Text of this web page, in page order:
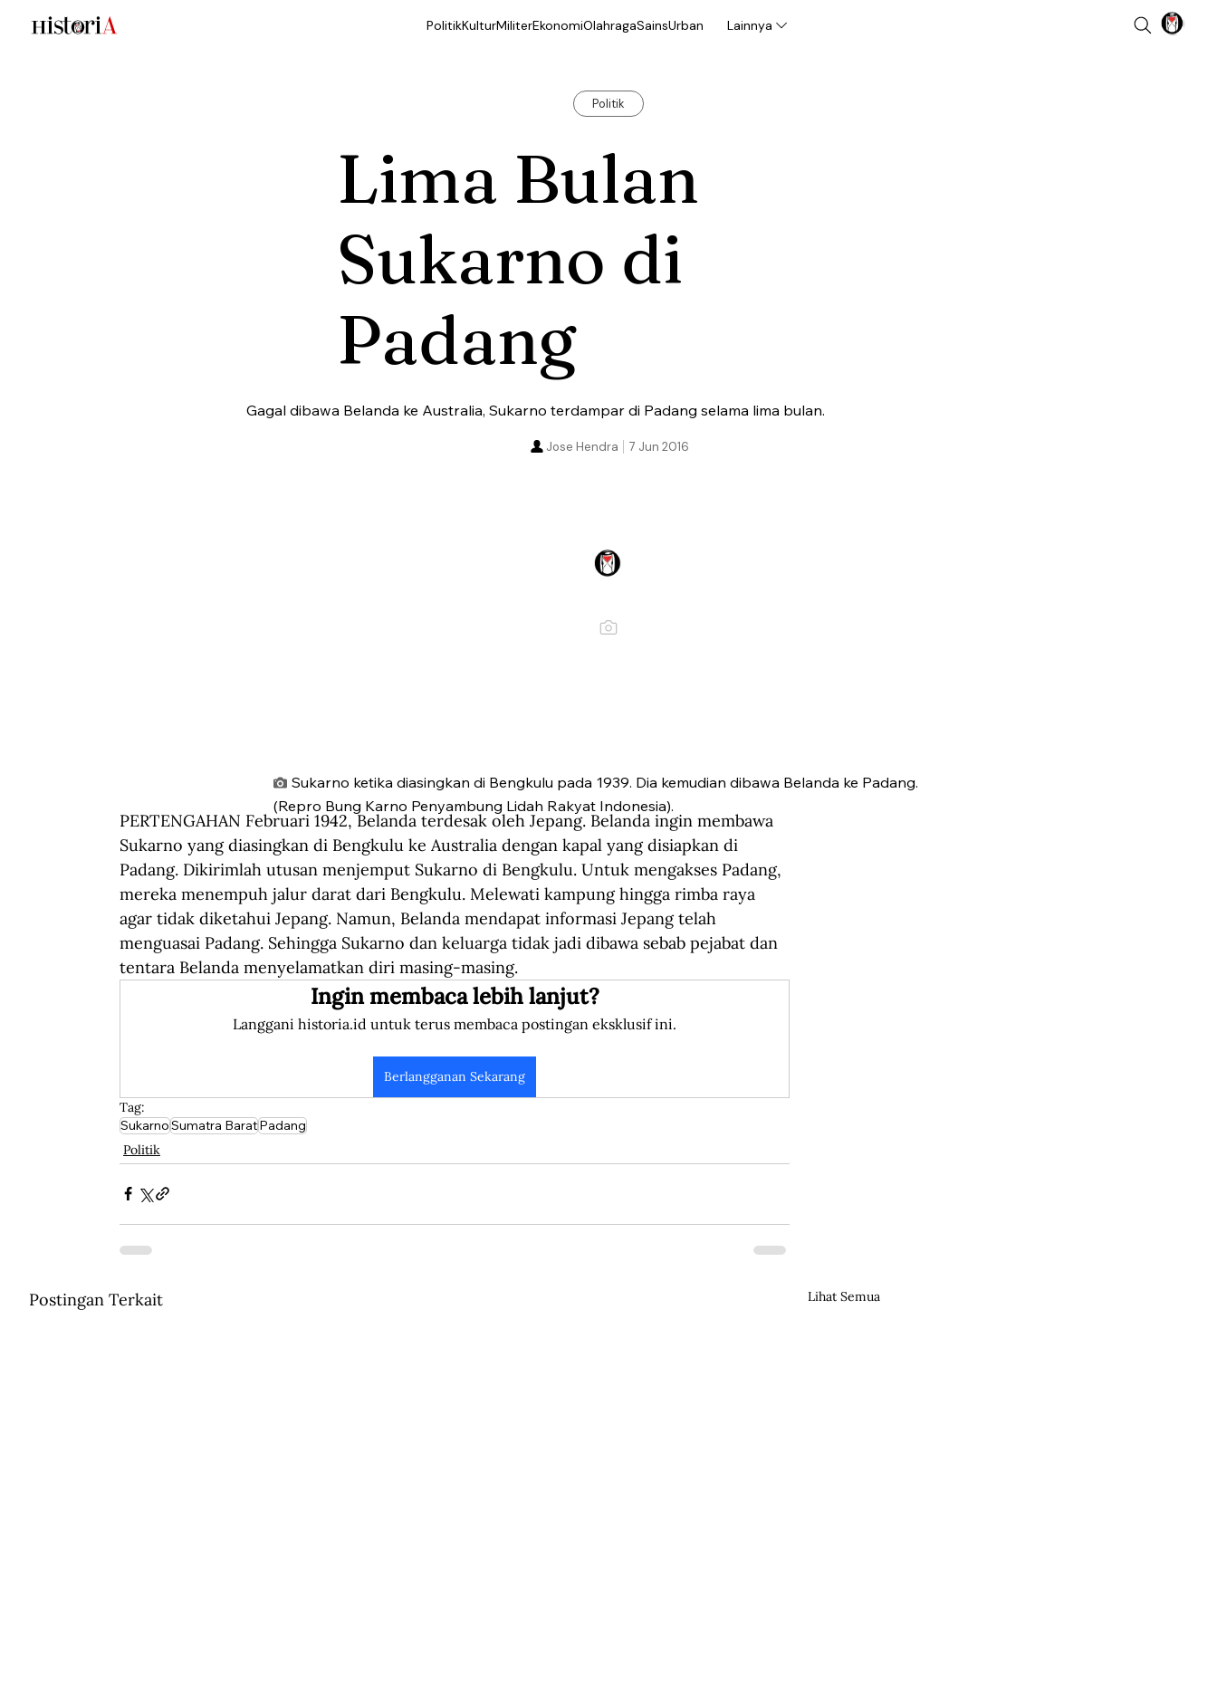
PolitikKulturMiliterEkonomiOlahragaSainsUrban Lainnya
Politik
Lima Bulan
Sukarno di
Padang
Gagal dibawa Belanda ke Australia, Sukarno terdampar di Padang selama lima bulan.
7 Jun 2016
Jose Hendra
Sukarno ketika diasingkan di Bengkulu pada 1939. Dia kemudian dibawa Belanda ke Padang.
(Repro Bung Karno Penyambung Lidah Rakyat Indonesia).
PERTENGAHAN Februari 1942, Belanda terdesak oleh Jepang. Belanda ingin membawa
Sukarno yang diasingkan di Bengkulu ke Australia dengan kapal yang disiapkan di
Padang. Dikirimlah utusan menjemput Sukarno di Bengkulu. Untuk mengakses Padang,
mereka menempuh jalur darat dari Bengkulu. Melewati kampung hingga rimba raya
agar tidak diketahui Jepang. Namun, Belanda mendapat informasi Jepang telah
menguasai Padang. Sehingga Sukarno dan keluarga tidak jadi dibawa sebab pejabat dan
tentara Belanda menyelamatkan diri masing-masing.
Ingin membaca lebih lanjut?
Langgani historia.id untuk terus membaca postingan eksklusif ini.
Berlangganan Sekarang
Tag:
SukarnoSumatra BaratPadang
Politik
Postingan Terkait Lihat Semua